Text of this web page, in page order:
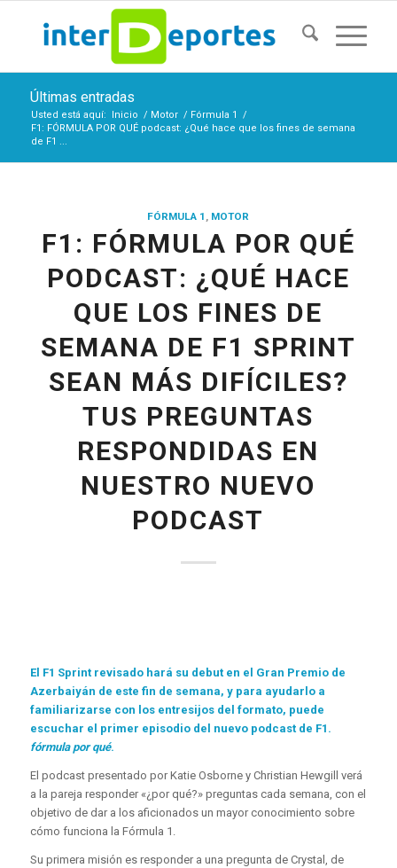
Últimas entradas
Usted está aquí: Inicio / Motor / Fórmula 1
/
F1: FÓRMULA POR QUÉ podcast: ¿Qué hace que los fines de semana
de F1 ...
FÓRMULA 1 , MOTOR
F1: FÓRMULA POR QUÉ
PODCAST: ¿QUÉ HACE
QUE LOS FINES DE
SEMANA DE F1 SPRINT
SEAN MÁS DIFÍCILES?
TUS PREGUNTAS
RESPONDIDAS EN
NUESTRO NUEVO
PODCAST
El F1 Sprint revisado hará su debut en el Gran Premio de
Azerbaiyán de este fin de semana, y para ayudarlo a
familiarizarse con los entresijos del formato, puede
escuchar el primer episodio del nuevo podcast de F1.
fórmula por qué.
El podcast presentado por Katie Osborne y Christian Hewgill verá
a la pareja responder «¿por qué?» preguntas cada semana, con el
objetivo de dar a los aficionados un mayor conocimiento sobre
cómo funciona la Fórmula 1.
Su primera misión es responder a una pregunta de Crystal, de